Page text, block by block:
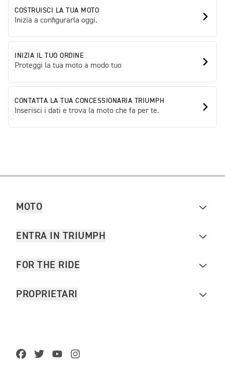
COSTRUISCI LA TUA MOTO
Inizia a configurarla oggi.
INIZIA IL TUO ORDINE
Proteggi la tua moto a modo tuo
CONTATTA LA TUA CONCESSIONARIA TRIUMPH
Inserisci i dati e trova la moto che fa per te.
MOTO
ENTRA IN TRIUMPH
FOR THE RIDE
PROPRIETARI